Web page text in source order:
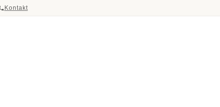
Kontakt